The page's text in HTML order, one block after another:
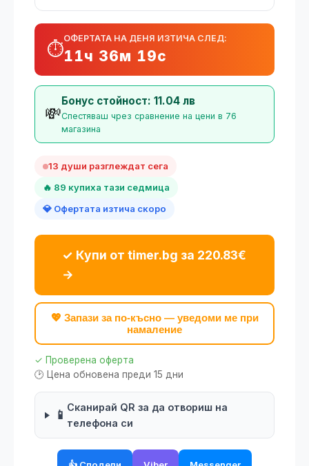
⏱️
ОФЕРТАТА НА ДЕНЯ ИЗТИЧА СЛЕД:
11ч 36м 18с
💸
Бонус стойност: 11.04 лв
Спестяваш чрез сравнение на цени в 76
магазина
13 души разглеждат сега
🔥 89 купиха тази седмица
💎 Офертата изтича скоро
✓ Купи от timer.bg за 220.83€
→
💖 Запази за по-късно — уведоми ме при
намаление
✓ Проверена оферта
🕑 Цена обновена преди 15 дни
📱
Сканирай QR за да отвориш на
телефона си